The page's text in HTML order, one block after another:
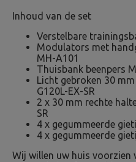
Inhoud van de set
Verstelbare
Modulators met
MH-A101
Thuisbank beenpers
Licht gebroken 30
G120L-EX-SR
2 x 30 mm rechte
SR
4 x gegummeerde
4 x gegummeerde
Wij willen uw huis voorzien